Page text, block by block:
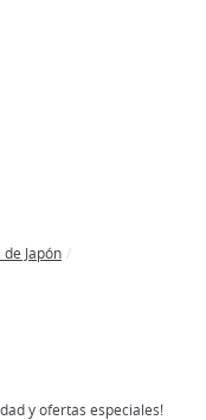
Japón
y ofertas especiales!